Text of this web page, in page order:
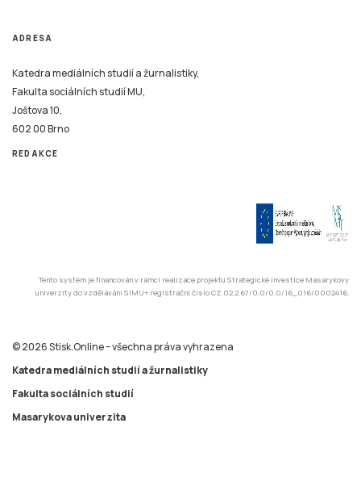
ADRESA
Katedra mediálních studií a žurnalistiky,
Fakulta sociálních studií MU,
Joštova 10,
602 00 Brno
REDAKCE
Tento systém je financován v rámci realizace projektu Strategické investice Masarykovy
univerzity do vzdělávání SIMU+ registrační číslo CZ.02.2.67/0.0/0.0/16_016/0002416.
© 2026 Stisk.Online – všechna práva vyhrazena
Katedra mediálních studií a žurnalistiky
Fakulta sociálních studií
Masarykova univerzita